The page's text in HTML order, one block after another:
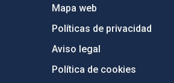
Mapa web
Políticas de privacidad
Aviso legal
Política de cookies